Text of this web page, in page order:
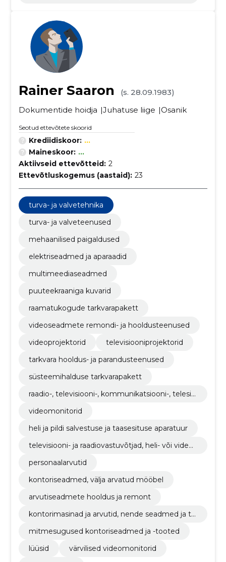
Rainer Saaron
(s. 28.09.1983)
Dokumentide hoidja
Juhatuse liige Osanik
Seotud ettevõtete skoorid
Krediidiskoor: ...
Maineskoor: ...
Aktiivseid ettevõtteid: 2
Ettevõtluskogemus (aastaid): 23
turva- ja valvetehnika
turva- ja valveteenused
mehaanilised paigaldused
elektriseadmed ja aparaadid
multimeediaseadmed
puuteekraaniga kuvarid
raamatukogude tarkvarapakett
videoseadmete remondi- ja hooldusteenused
videoprojektorid
televisiooniprojektorid
tarkvara hooldus- ja parandusteenused
süsteemihalduse tarkvarapakett
raadio-, televisiooni-, kommunikatsiooni-, telesid
videomonitorid
heli ja pildi salvestuse ja taasesituse aparatuur
televisiooni- ja raadiovastuvõtjad, heli- või videos
personaalarvutid
kontoriseadmed, välja arvatud mööbel
arvutiseadmete hooldus ja remont
kontorimasinad ja arvutid, nende seadmed ja ta
mitmesugused kontoriseadmed ja -tooted
lüüsid
värvilised videomonitorid